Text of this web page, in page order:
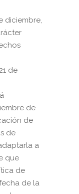
diciembre,
de
de
de
de
a
que
de
de la